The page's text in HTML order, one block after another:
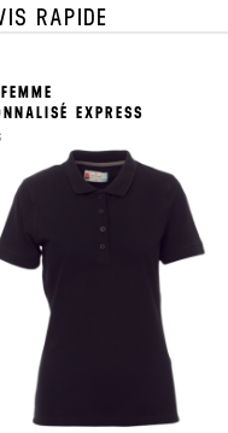
RAPIDE
EXPRESS